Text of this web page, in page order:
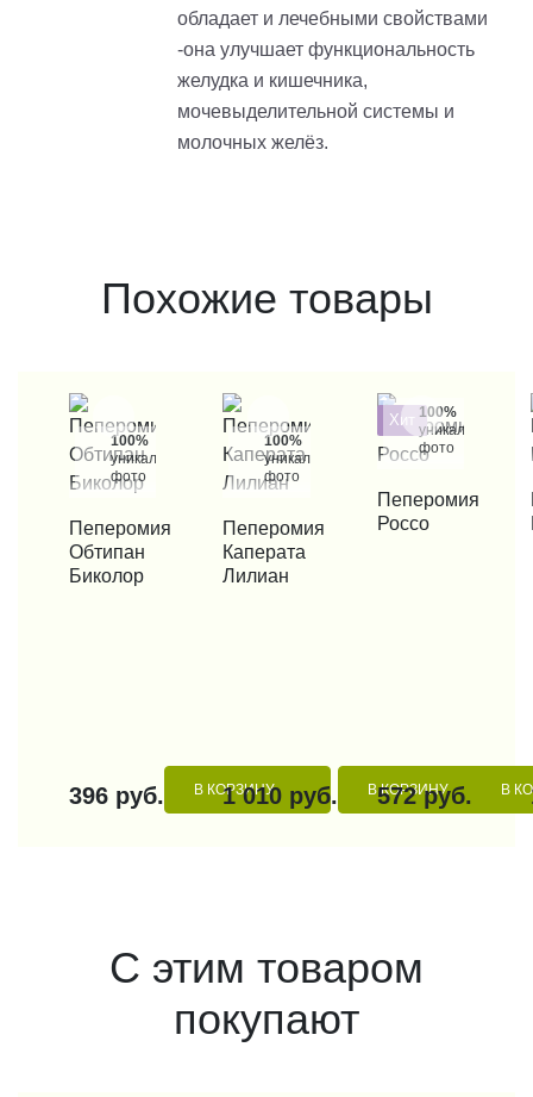
обладает и лечебными свойствами
-она улучшает функциональность
желудка и кишечника,
мочевыделительной системы и
молочных желёз.
Похожие товары
100%
уникальные
фото
КУПИТЬ В 1 КЛИК
Пеперомия
Обтипан
Биколор
396 руб. В КОРЗИНУ
100%
уникальные
фото
КУПИТЬ В 1 КЛИК
Пеперомия
Каперата
Лилиан
1 010 руб. В КОРЗИНУ
Хит 100%
уникальные
фото
КУПИТЬ В 1 КЛИК
Пеперомия
Россо
572 руб. В
С этим товаром
покупают